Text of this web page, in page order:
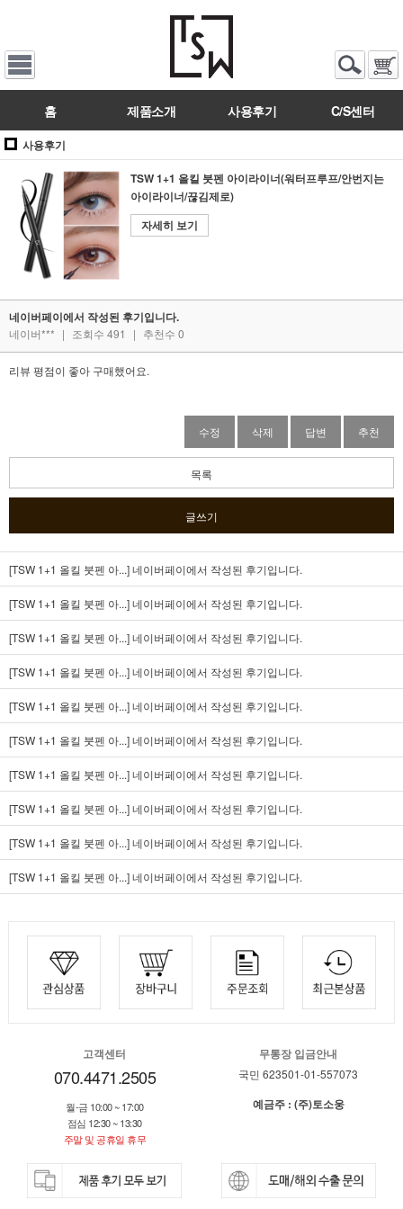
홈 제품소개 사용후기 C/S센터
사용후기
TSW 1+1 올킬 붓펜 아이라이너(워터프루프/안번지는
아이라이너/끊김제로)
자세히 보기
네이버페이에서 작성된 후기입니다.
네이버*** | 조회수 491 | 추천수 0
리뷰 평점이 좋아 구매했어요.
수정 삭제 답변 추천
목록
글쓰기
[TSW 1+1 올킬 붓펜 아...]네이버페이에서 작성된 후기입니다.
[TSW 1+1 올킬 붓펜 아...]네이버페이에서 작성된 후기입니다.
[TSW 1+1 올킬 붓펜 아...]네이버페이에서 작성된 후기입니다.
[TSW 1+1 올킬 붓펜 아...]네이버페이에서 작성된 후기입니다.
[TSW 1+1 올킬 붓펜 아...]네이버페이에서 작성된 후기입니다.
[TSW 1+1 올킬 붓펜 아...]네이버페이에서 작성된 후기입니다.
[TSW 1+1 올킬 붓펜 아...]네이버페이에서 작성된 후기입니다.
[TSW 1+1 올킬 붓펜 아...]네이버페이에서 작성된 후기입니다.
[TSW 1+1 올킬 붓펜 아...]네이버페이에서 작성된 후기입니다.
[TSW 1+1 올킬 붓펜 아...]네이버페이에서 작성된 후기입니다.
고객센터
070.4471.2505
월-금 10:00 ~ 17:00
점심 12:30 ~ 13:30
주말 및 공휴일 휴무
무통장 입금안내
국민 623501-01-557073
예금주 : (주)토소웅